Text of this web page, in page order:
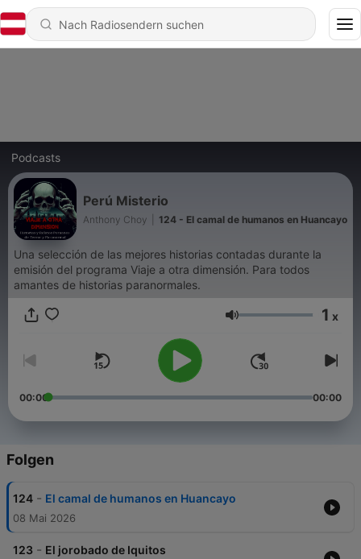
Podcasts
Perú Misterio
Anthony Choy 124 - El camal de humanos en Huancayo
Una selección de las mejores historias contadas durante la
emisión del programa Viaje a otra dimensión. Para todos
amantes de historias paranormales.
Lautstärke 1 x
00:00 00:00
Folgen
124 - El camal de humanos en Huancayo
08 Mai 2026
123 - El jorobado de Iquitos